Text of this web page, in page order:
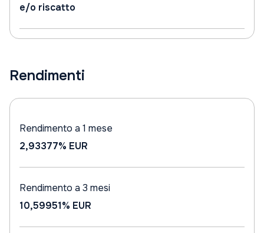
e/o riscatto
Rendimenti
Rendimento a 1 mese
2,93377% EUR
Rendimento a 3 mesi
10,59951% EUR